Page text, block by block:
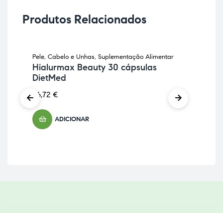
Produtos Relacionados
Pele, Cabelo e Unhas, Suplementação Alimentar
Hialurmax Beauty 30 cápsulas
DietMed
26,72 €
ADICIONAR